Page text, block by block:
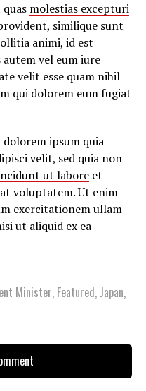
molestias excepturi
similique sunt
animi, id est
vel eum iure
velit esse quam nihil
qui dolorem eum fugiat
ipsum quia
velit, sed quia non
ut labore et
voluptatem. Ut enim
exercitationem ullam
ut aliquid ex ea
Minister, Featured, Japan,